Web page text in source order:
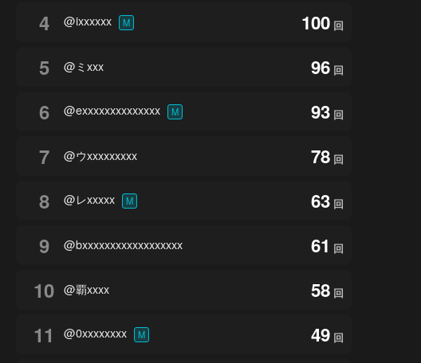
4 @ixxxxxx M 100 回
5 @ミxxx 96 回
6 @exxxxxxxxxxxxxx M 93 回
7 @ウxxxxxxxxx 78 回
8 @レxxxxx M 63 回
9 @bxxxxxxxxxxxxxxxxxx 61 回
10 @覇xxxx 58 回
11 @0xxxxxxxx M 49 回